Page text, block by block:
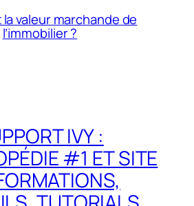
valeur marchande de
l’immobilier ?
IVY :
#1 ET SITE